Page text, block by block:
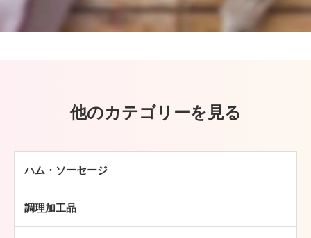
他のカテゴリーを見る
ハム・ソーセージ
ソーセージ
調理加工品